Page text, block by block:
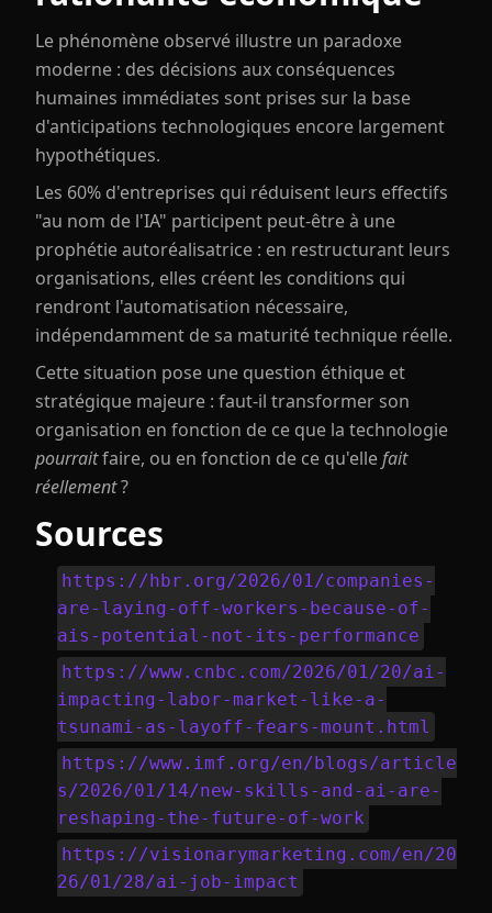
Le phénomène observé illustre un paradoxe
moderne : des décisions aux conséquences
humaines immédiates sont prises sur la base
d'anticipations technologiques encore largement
hypothétiques.
Les 60% d'entreprises qui réduisent leurs effectifs
"au nom de l'IA" participent peut-être à une
prophétie autoréalisatrice : en restructurant leurs
organisations, elles créent les conditions qui
rendront l'automatisation nécessaire,
indépendamment de sa maturité technique réelle.
Cette situation pose une question éthique et
stratégique majeure : faut-il transformer son
organisation en fonction de ce que la technologie
pourraitfaire, ou en fonction de ce qu'ellefait
réellement?
Sources
https://hbr.org/2026/01/companies-
are-laying-off-workers-because-of-
ais-potential-not-its-performance
https://www.cnbc.com/2026/01/20/ai-
impacting-labor-market-like-a-
tsunami-as-layoff-fears-mount.html
https://www.imf.org/en/blogs/article
s/2026/01/14/new-skills-and-ai-are-
reshaping-the-future-of-work
https://visionarymarketing.com/en/20
26/01/28/ai-job-impact